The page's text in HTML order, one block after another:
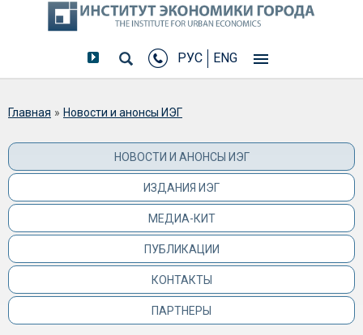
РУС ENG
Вы здесь
Главная » Новости и анонсы ИЭГ
НОВОСТИ И АНОНСЫ ИЭГ
ИЗДАНИЯ ИЭГ
МЕДИА-КИТ
ПУБЛИКАЦИИ
КОНТАКТЫ
ПАРТНЕРЫ